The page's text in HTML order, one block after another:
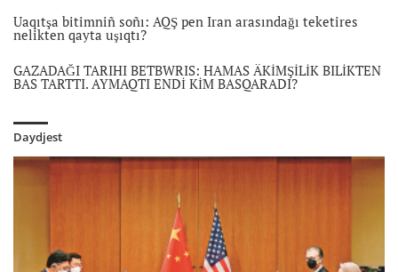
Uaqıtşa bitimniñ soñı: AQŞ pen Iran arasındağı teketires
nelikten qayta uşıqtı?
GAZADAĞI TARIHI BETBWRIS: HAMAS ÄKİMŞİLİK BILİKTEN
BAS TARTTI. AYMAQTI ENDİ KİM BASQARADI?
AQŞ pen Iran kelissözi qayta jalğaspaq: Doha kezdesui
şielenisti bäseñdete me?
Daydjest